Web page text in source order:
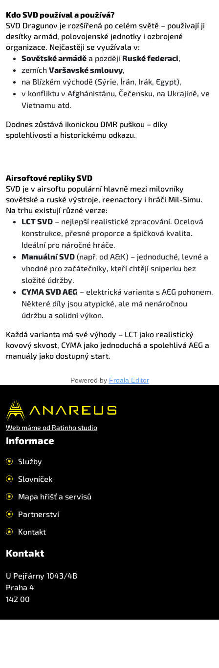
Kdo SVD používal a používá?
SVD Dragunov je rozšířená po celém světě – používají ji
desítky armád, polovojenské jednotky i ozbrojené
organizace. Nejčastěji se využívala v:
Sovětské armádě a později Ruské federaci
zemích Varšavské smlouvy,
na Blízkém východě (Sýrie, Írán, Irák, Egypt),
v konfliktu v Afghánistánu, Čečensku, na Ukrajině, ve
Vietnamu atd.
Dodnes zůstává ikonickou DMR puškou – díky
spolehlivosti a historickému odkazu.
Airsoftové repliky SVD
SVD je v airsoftu populární hlavně mezi milovníky
sovětské a ruské výstroje, reenactory i hráči Mil-Simu.
Na trhu existují různé verze:
LCT SVD – nejlepší realistické zpracování. Ocelová
konstrukce, přesné proporce a špičková kvalita.
Ideální pro náročné hráče.
Manuální SVD (např. od A&K) – jednoduché, levné a
vhodné pro začátečníky, kteří chtějí sniperku bez
složité údržby.
CYMA SVD AEG – elektrická varianta s AEG pohonem.
Některé díly jsou atypické, ale má nenáročnou
údržbu a solidní výkon.
Každá varianta má své výhody – LCT jako realistický
kovový skvost, CYMA jako jednoduchá a spolehlivá AEG a
manuály jako dostupný start.
Powered by Froala Editor
Web máme od Ratinho studio
Informace
Služby
Slovníček
Mapa hřišť a servisů
Partnerství
Kontakt
Kontakt
U Pejřárny 1043/4B
Praha 4
142 00